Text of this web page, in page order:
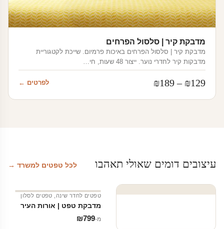
מדבקת קיר | סלסול הפרחים
מדבקת קיר | סלסול הפרחים באיכות פרמיום. שייכת לקטגוריית
מדבקות קיר לחדרי נוער. ייצור 48 שעות, חי…
₪129
–
₪189
מחירים:
לפרטים ←
עיצובים דומים שאולי תאהבו לכל טפטים למשרד →
טפטים לחדר שינה טפטים לסלון
מדבקת טפט | אורות העיר
מ‑ ₪799